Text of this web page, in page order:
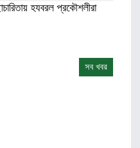
হযবরল প্রকৌশলীরা
সব খবর